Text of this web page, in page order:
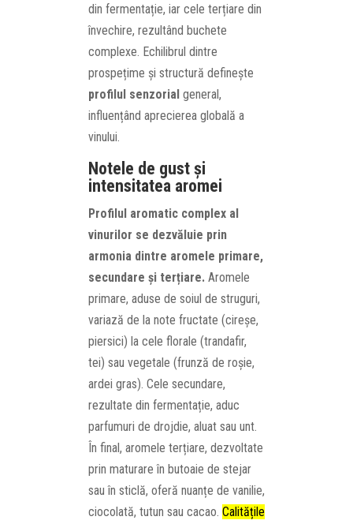
din fermentație, iar cele terțiare din
învechire, rezultând buchete
complexe. Echilibrul dintre
prospețime și structură definește
profilul senzorial general,
influențând aprecierea globală a
vinului.
Notele de gust și
intensitatea aromei
Profilul aromatic complex al
vinurilor se dezvăluie prin
armonia dintre aromele primare,
secundare și terțiare. Aromele
primare, aduse de soiul de struguri,
variază de la note fructate (cireșe,
piersici) la cele florale (trandafir,
tei) sau vegetale (frunză de roșie,
ardei gras). Cele secundare,
rezultate din fermentație, aduc
parfumuri de drojdie, aluat sau unt.
În final, aromele terțiare, dezvoltate
prin maturare în butoaie de stejar
sau în sticlă, oferă nuanțe de vanilie,
ciocolată, tutun sau cacao. Calitățile